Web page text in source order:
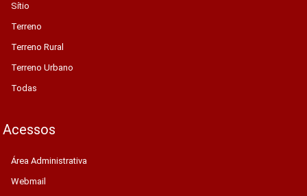
Sítio
Terreno
Terreno Rural
Terreno Urbano
Todas
Acessos
Área Administrativa
Webmail